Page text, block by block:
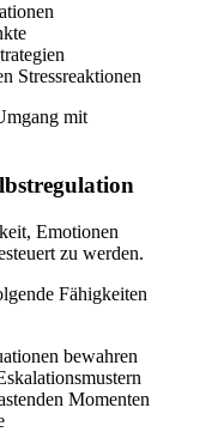
Stressreaktionen
mit
Emotionen
zu werden.
Fähigkeiten
bewahren
Momenten